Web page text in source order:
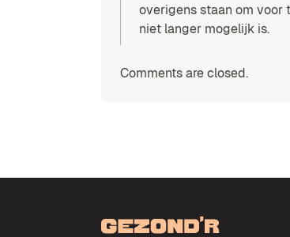
overigens staan om voor
niet langer mogelijk is.
Comments are closed.